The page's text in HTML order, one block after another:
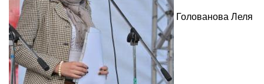
Голованова Леля